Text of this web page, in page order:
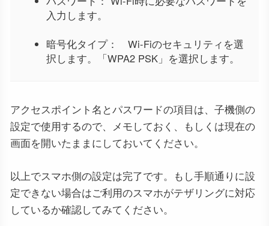
入力します。
暗号化タイプ： Wi-Fiのセキュリティを選
択します。「WPA2 PSK」を選択します。
アクセスポイント名とパスワードの項目は、子機側の
設定で使用するので、メモしておく、もしくは現在の
画面を開いたままにしておいてください。
以上でスマホ側の設定は完了です。もし手順通りに設
定できない場合はご利用のスマホがテザリングに対応
しているか確認してみてください。